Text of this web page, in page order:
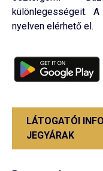
különlegességeit.
nyelven elérhető el.
LÁTOGATÓI
JEGYÁRAK